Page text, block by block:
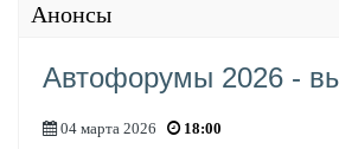
Анонсы
Автофорумы 2026 -
04 марта 2026 18:00